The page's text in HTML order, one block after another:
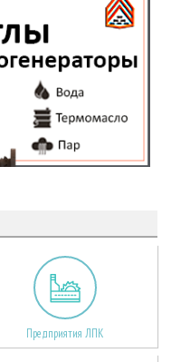
Предприятия ЛПК